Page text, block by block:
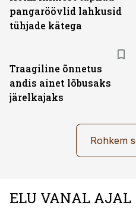
pangaröövlid lahkusid
tühjade kätega
Traagiline õnnetus
andis ainet lõbusaks
järelkajaks
Rohkem
ELU VANAL AJAL